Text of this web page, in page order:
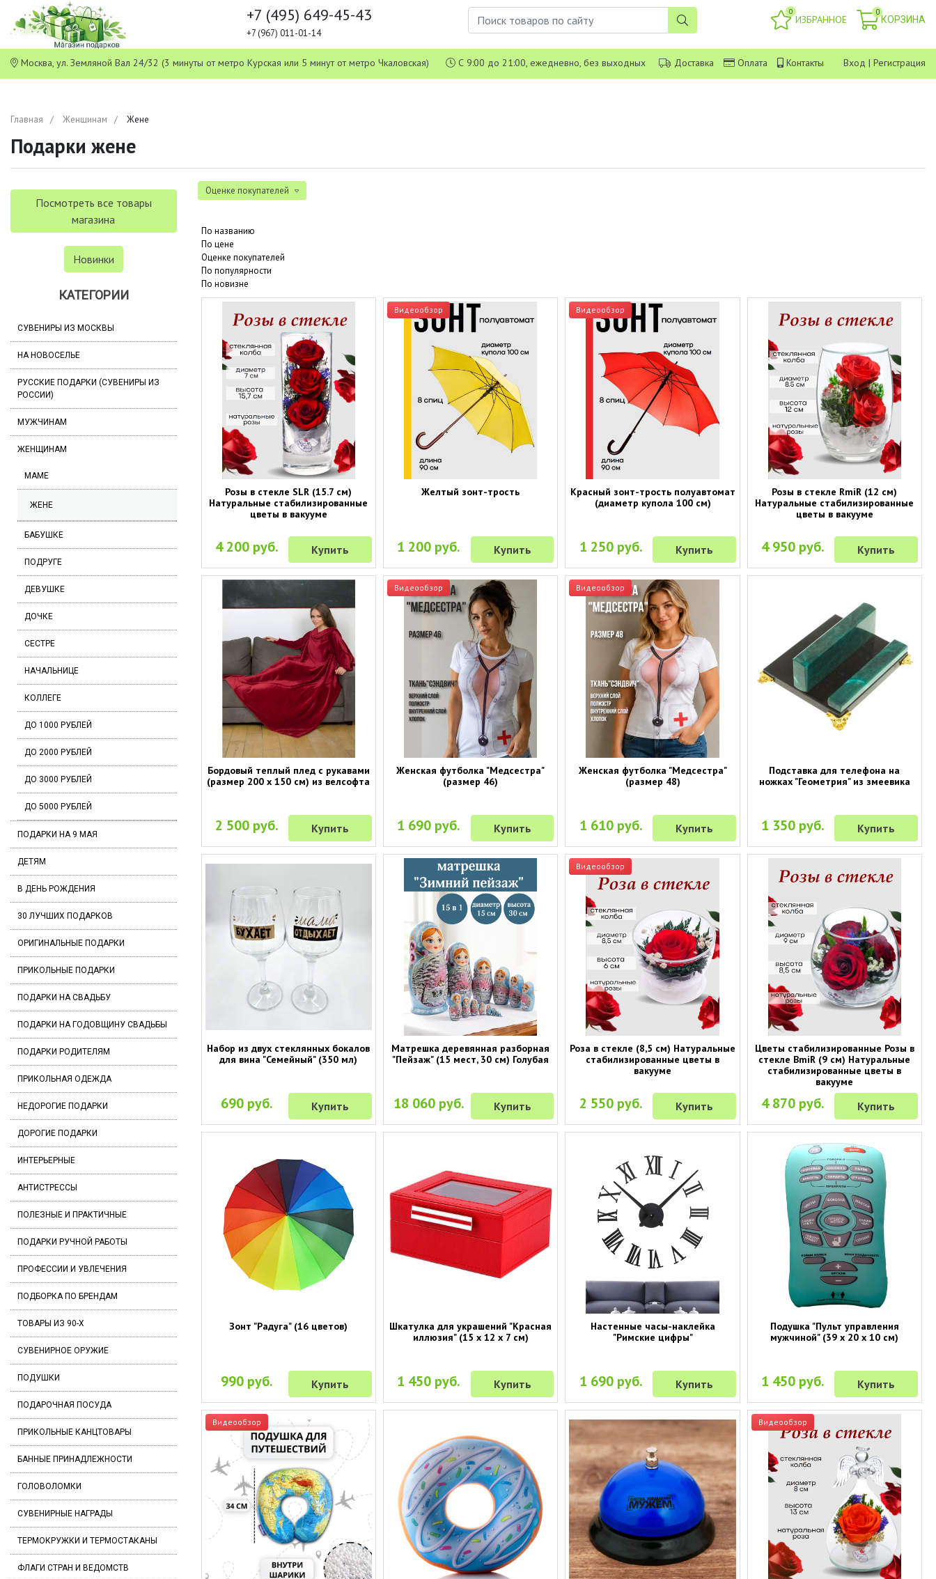
+7 (495) 649-45-43
+7 (967) 011-01-14
0
ИЗБРАННОЕ
0
КОРЗИНА
Москва, ул. Земляной Вал 24/32 (3 минуты от метро Курская или 5 минут от метро Чкаловская) С 9:00 до 21:00, ежедневно, без выходных Доставка Оплата Контакты Вход | Регистрация
Главная Женщинам Жене
Подарки жене
Посмотреть все товары
магазина
Новинки
КАТЕГОРИИ
СУВЕНИРЫ ИЗ МОСКВЫ
НА НОВОСЕЛЬЕ
РУССКИЕ ПОДАРКИ (СУВЕНИРЫ ИЗ
РОССИИ)
МУЖЧИНАМ
ЖЕНЩИНАМ
МАМЕ
ЖЕНЕ
БАБУШКЕ
ПОДРУГЕ
ДЕВУШКЕ
ДОЧКЕ
СЕСТРЕ
НАЧАЛЬНИЦЕ
КОЛЛЕГЕ
ДО 1000 РУБЛЕЙ
ДО 2000 РУБЛЕЙ
ДО 3000 РУБЛЕЙ
ДО 5000 РУБЛЕЙ
ПОДАРКИ НА 9 МАЯ
ДЕТЯМ
В ДЕНЬ РОЖДЕНИЯ
30 ЛУЧШИХ ПОДАРКОВ
ОРИГИНАЛЬНЫЕ ПОДАРКИ
ПРИКОЛЬНЫЕ ПОДАРКИ
ПОДАРКИ НА СВАДЬБУ
ПОДАРКИ НА ГОДОВЩИНУ СВАДЬБЫ
ПОДАРКИ РОДИТЕЛЯМ
ПРИКОЛЬНАЯ ОДЕЖДА
НЕДОРОГИЕ ПОДАРКИ
ДОРОГИЕ ПОДАРКИ
ИНТЕРЬЕРНЫЕ
АНТИСТРЕССЫ
ПОЛЕЗНЫЕ И ПРАКТИЧНЫЕ
ПОДАРКИ РУЧНОЙ РАБОТЫ
ПРОФЕССИИ И УВЛЕЧЕНИЯ
ПОДБОРКА ПО БРЕНДАМ
ТОВАРЫ ИЗ 90-Х
СУВЕНИРНОЕ ОРУЖИЕ
ПОДУШКИ
ПОДАРОЧНАЯ ПОСУДА
ПРИКОЛЬНЫЕ КАНЦТОВАРЫ
БАННЫЕ ПРИНАДЛЕЖНОСТИ
ГОЛОВОЛОМКИ
СУВЕНИРНЫЕ НАГРАДЫ
ТЕРМОКРУЖКИ И ТЕРМОСТАКАНЫ
ФЛАГИ СТРАН И ВЕДОМСТВ
Оценке покупателей
По названию
По цене
Оценке покупателей
По популярности
По новизне
Розы в стекле SLR (15.7 см)
Натуральные стабилизированные
цветы в вакууме
4 200 руб. Купить
Видеообзор
Желтый зонт-трость
1 200 руб. Купить
Видеообзор
Красный зонт-трость полуавтомат
(диаметр купола 100 см)
1 250 руб. Купить
Розы в стекле RmiR (12 см)
Натуральные стабилизированные
цветы в вакууме
4 950 руб. Купить
Бордовый теплый плед с рукавами
(размер 200 х 150 см) из велсофта
2 500 руб. Купить
Видеообзор
Женская футболка "Медсестра"
(размер 46)
1 690 руб. Купить
Видеообзор
Женская футболка "Медсестра"
(размер 48)
1 610 руб. Купить
Подставка для телефона на
ножках "Геометрия" из змеевика
1 350 руб. Купить
Набор из двух стеклянных бокалов
для вина "Семейный" (350 мл)
690 руб. Купить
Матрешка деревянная разборная
"Пейзаж" (15 мест, 30 см) Голубая
18 060 руб. Купить
Видеообзор
Роза в стекле (8,5 см) Натуральные
стабилизированные цветы в
вакууме
2 550 руб. Купить
Цветы стабилизированные Розы в
стекле BmiR (9 см) Натуральные
стабилизированные цветы в
вакууме
4 870 руб. Купить
Зонт "Радуга" (16 цветов)
990 руб. Купить
Шкатулка для украшений "Красная
иллюзия" (15 х 12 х 7 см)
1 450 руб. Купить
Настенные часы-наклейка
"Римские цифры"
1 690 руб. Купить
Подушка "Пульт управления
мужчиной" (39 х 20 х 10 см)
1 450 руб. Купить
Видеообзор Видеообзор